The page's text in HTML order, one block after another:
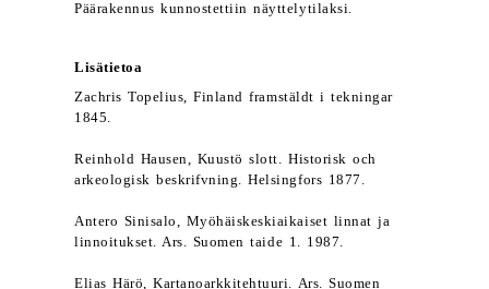
Päärakennus kunnostettiin näyttelytilaksi.
Lisätietoa
Zachris Topelius, Finland framstäldt i tekningar
1845.
Reinhold Hausen, Kuustö slott. Historisk och
arkeologisk beskrifvning. Helsingfors 1877.
Antero Sinisalo, Myöhäiskeskiaikaiset linnat ja
linnoitukset. Ars. Suomen taide 1. 1987.
Elias Härö, Kartanoarkkitehtuuri. Ars. Suomen